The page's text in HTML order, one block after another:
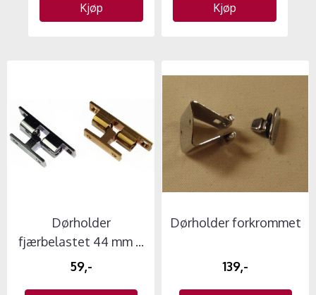
Kjøp Kjøp
Dørholder
fjærbelastet 44 mm ...
59,-
Dørholder forkrommet
139,-